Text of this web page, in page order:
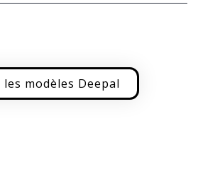
les modèles Deepal